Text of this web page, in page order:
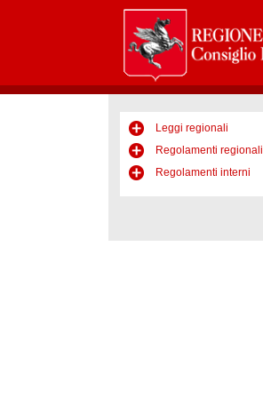
Leggi regionali
Regolamenti regionali
Regolamenti interni